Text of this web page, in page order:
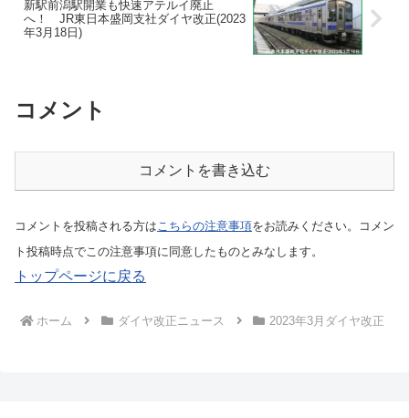
新駅前潟駅開業も快速アテルイ廃止
へ！ JR東日本盛岡支社ダイヤ改正(2023
年3月18日)
コメント
コメントを書き込む
コメントを投稿される方はこちらの注意事項をお読みください。コメン
ト投稿時点でこの注意事項に同意したものとみなします。
トップページに戻る
ホーム ダイヤ改正ニュース 2023年3月ダイヤ改正